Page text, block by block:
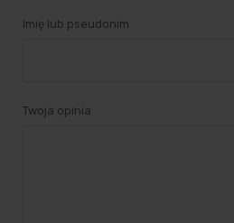
Imię lub pseudonim
Twoja opinia